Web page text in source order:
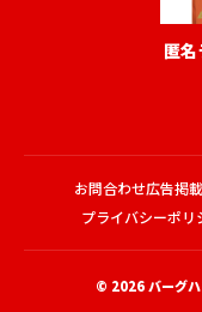
匿
お問合わせ広告掲
プライバシーポリ
© 2026バーグ